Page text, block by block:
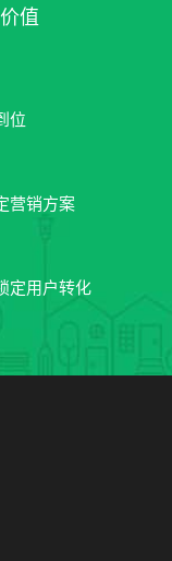
值
位
营销方案
定用户转化